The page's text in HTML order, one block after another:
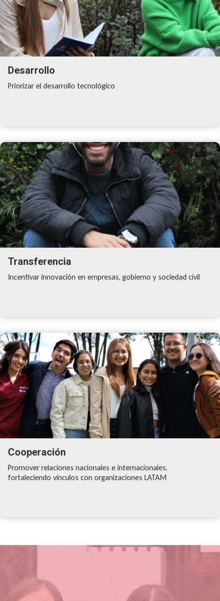
Desarrollo
Priorizar el desarrollo tecnológico
Transferencia
Incentivar innovación en empresas, gobierno y sociedad civil
Cooperación
Promover relaciones nacionales e internacionales,
fortaleciendo vínculos con organizaciones LATAM